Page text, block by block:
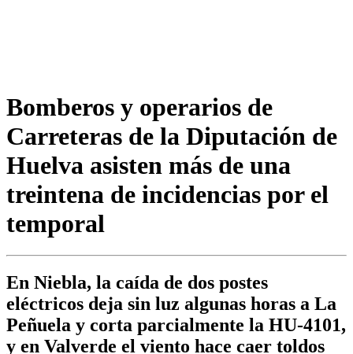
Bomberos y operarios de
Carreteras de la Diputación de
Huelva asisten más de una
treintena de incidencias por el
temporal
En Niebla, la caída de dos postes
eléctricos deja sin luz algunas horas a La
Peñuela y corta parcialmente la HU-4101,
y en Valverde el viento hace caer toldos